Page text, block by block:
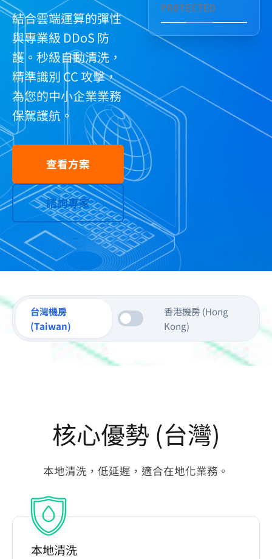
結合雲端運算的彈性
與專業級 DDoS 防
護。秒級自動清洗，
精準識別 CC 攻擊，
為您的中小企業業務
保駕護航。
查看方案
諮詢專家
PROTECTED
台灣機房
(Taiwan)
香港機房 (Hong
Kong)
核心優勢 (台灣)
本地清洗，低延遲，適合在地化業務。
本地清洗